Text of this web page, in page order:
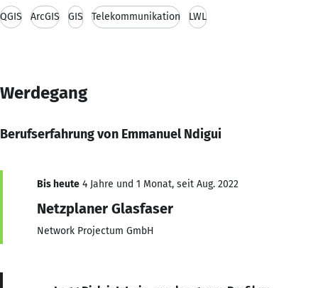
QGIS ArcGIS GIS Telekommunikation LWL
Werdegang
Berufserfahrung von Emmanuel Ndigui
Bis heute 4 Jahre und 1 Monat, seit Aug. 2022
Netzplaner Glasfaser
Network Projectum GmbH